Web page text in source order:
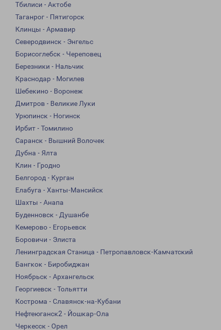
Тбилиси - Актобе
Таганрог - Пятигорск
Клинцы - Армавир
Северодвинск - Энгельс
Борисоглебск - Череповец
Березники - Нальчик
Краснодар - Могилев
Шебекино - Воронеж
Дмитров - Великие Луки
Урюпинск - Ногинск
Ирбит - Томилино
Саранск - Вышний Волочек
Дубна - Ялта
Клин - Гродно
Белгород - Курган
Елабуга - Ханты-Мансийск
Шахты - Анапа
Буденновск - Душанбе
Кемерово - Егорьевск
Боровичи - Элиста
Ленинградская Станица - Петропавловск-Камчатский
Бангкок - Биробиджан
Ноябрьск - Архангельск
Георгиевск - Тольятти
Кострома - Славянск-на-Кубани
Нефтеюганск2 - Йошкар-Ола
Черкесск - Орел